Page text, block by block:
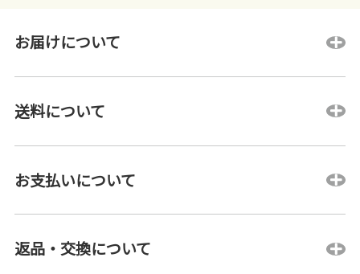
お届けについて
送料について
お支払いについて
返品・交換について